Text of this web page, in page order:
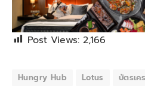
Post Views: 2,166
Hungry Hub Lotus บัตรเค